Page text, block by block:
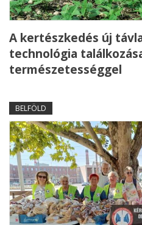
A kertészkedés új
technológia
természetességgel
BELFÖLD